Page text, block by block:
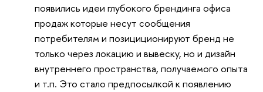
появились идеи глубокого брендинга офиса
продаж которые несут сообщения
потребителям и позициционируют бренд не
только через локацию и вывеску, но и дизайн
внутреннего пространства, получаемого опыта
и т.п. Это стало предпосылкой к появлению